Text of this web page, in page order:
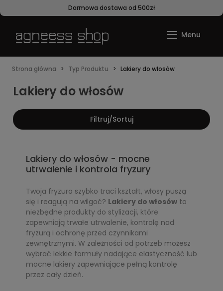
Darmowa dostawa od 500zł
Strona główna Typ Produktu Lakiery do włosów
Lakiery do włosów
Filtruj/Sortuj
Lakiery do włosów - mocne
utrwalenie i kontrola fryzury
Twoja fryzura szybko traci kształt, włosy puszą
się i reagują na wilgoć? Lakiery do włosów to
niezbędne produkty do stylizacji, które
zapewniają trwałe utrwalenie, kontrolę nad
fryzurą i ochronę przed czynnikami
zewnętrznymi. W zależności od potrzeb możesz
wybrać lekkie formuły nadające elastyczność lub
mocne lakiery zapewniające pełną kontrolę
przez cały dzień.